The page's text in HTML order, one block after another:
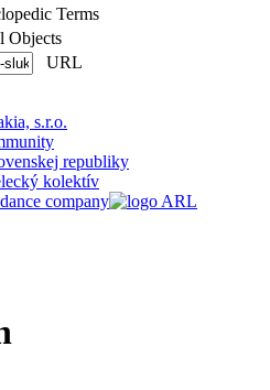
Terms
Objects
URL
s.r.o.